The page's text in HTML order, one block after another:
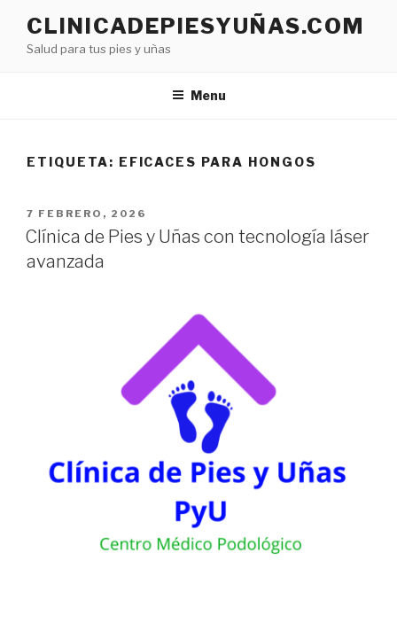
CLINICADEPIESYUÑAS.COM
Salud para tus pies y uñas
Menu
ETIQUETA: EFICACES PARA HONGOS
7 FEBRERO, 2026
Clínica de Pies y Uñas con tecnología láser
avanzada